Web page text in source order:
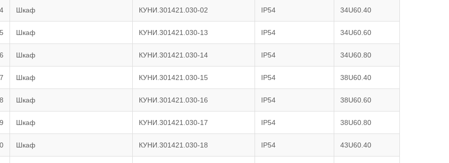
Шкаф КУНИ.301421.030-02 IP54 34U60.40
Шкаф КУНИ.301421.030-13 IP54 34U60.60
Шкаф КУНИ.301421.030-14 IP54 34U60.80
Шкаф КУНИ.301421.030-15 IP54 38U60.40
Шкаф КУНИ.301421.030-16 IP54 38U60.60
Шкаф КУНИ.301421.030-17 IP54 38U60.80
Шкаф КУНИ.301421.030-18 IP54 43U60.40